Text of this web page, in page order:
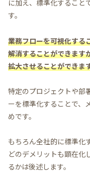
に加え、標準化すること
す。
業務フローを可視化する
解消することができます
拡大させることができま
特定のプロジェクトや部
ーを標準化することで、
めです。
もちろん全社的に標準化
どのデメリットも顕在化
るかは後述します。